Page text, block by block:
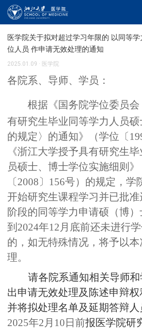
医学院关于拟对超过学习年限的 以同等
位人员 作申请无效处理的通知
2025.01.09 · 医学院
各院系、 导师、 学员 ：
根据 《国务院学位委员
有研究生毕业同等学力人员
的规定〉的通知》（学位〔
《浙江大学授予具有研究生
员硕士、博士学位实施细则 》
〔2008〕 156号）的规定， 学
开始研究生课程学习并已批
阶段的同等学力申请硕（博）
到 2024年12月底前还未进行
的，如无特殊情况，将予以
理。
请各院系通知相关导师
出申请无效处理及陈述申辩权
并将拟处理名单及延期答辩
2025年2月 10 日前报医学院研